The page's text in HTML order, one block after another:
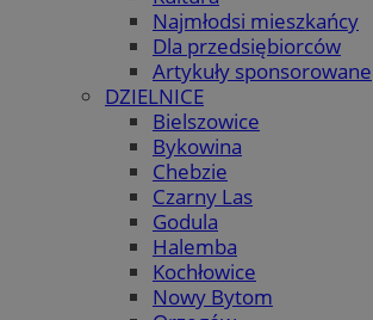
Najmłodsi mieszkańcy
Dla przedsiębiorców
Artykuły sponsorowane
DZIELNICE
Bielszowice
Bykowina
Chebzie
Czarny Las
Godula
Halemba
Kochłowice
Nowy Bytom